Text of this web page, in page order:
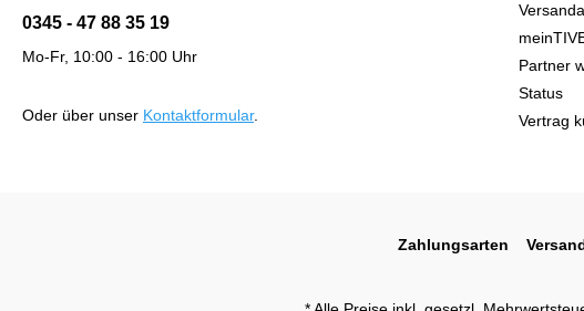
0345 - 47 88 35 19
Mo-Fr, 10:00 - 16:00 Uhr
Oder über unser Kontaktformular.
Partner
Status
Vertrag
Zahlungsarten